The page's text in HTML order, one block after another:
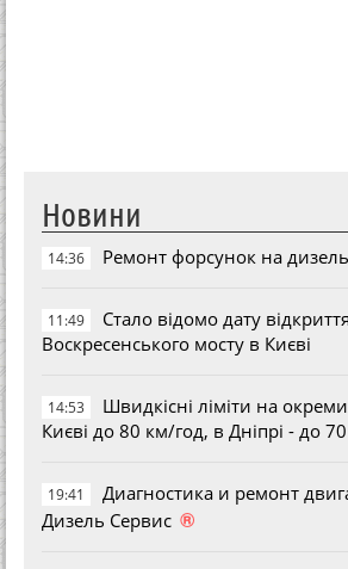
Новини
14:36 Ремонт форсунок на
11:49
Стало відомо дату
Воскресенського мосту в Києві
14:53
Швидкісні ліміти на
Києві до 80 км/год, в Дніпрі - до 70
19:41
Диагностика и ремонт
Дизель Сервис ®